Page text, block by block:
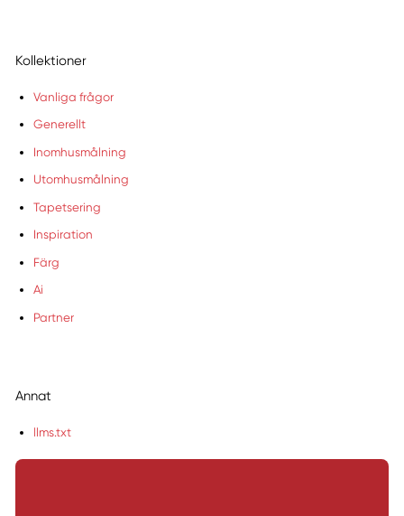
Kollektioner
Vanliga frågor
Generellt
Inomhusmålning
Utomhusmålning
Tapetsering
Inspiration
Färg
Ai
Partner
Annat
llms.txt